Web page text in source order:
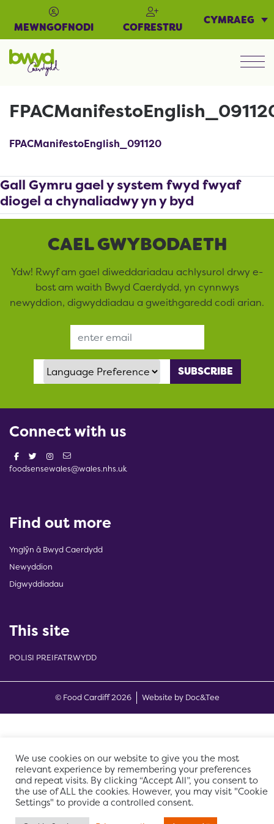
MEWNGOFNODI COFRESTRU
CYMRAEG
FPACManifestoEnglish_091120
Gall Gymru gael y system fwyd fwyaf
diogel a chynaliadwy yn y byd
CAEL GWYBODAETH
Ydw! Rwyf am gael diweddariadau achlysurol drwy e-
bost am waith Bwyd Caerdydd, yn cynnwys
newyddion, digwyddiadau a gweithgaredd codi arian.
Language Preference
Connect with us
foodsensewales@wales.nhs.uk
Find out more
Ynglŷn â Bwyd Caerdydd
Newyddion
Digwyddiadau
This site
POLISI PREIFATRWYDD
© Food Cardiff 2026 Website by Doc&Tee(opens new
We use cookies on our website to give you the most
relevant experience by remembering your preferences
and repeat visits. By clicking “Accept All”, you consent to
the use of ALL the cookies. However, you may visit "Cookie
Settings" to provide a controlled consent.